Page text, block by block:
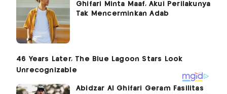
Ghifari Minta Maaf, Akui Perilakunya
Tak Mencerminkan Adab
Abidzar Al Ghifari Geram Fasilitas